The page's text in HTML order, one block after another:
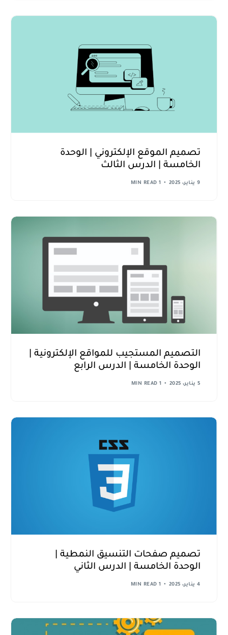
تصميم الموقع الإلكتروني | الوحدة
الخامسة | الدرس الثالث
9 يناير، 2025 1 MIN READ
التصميم المستجيب للمواقع الإلكترونية |
الوحدة الخامسة | الدرس الرابع
5 يناير، 2025 1 MIN READ
تصميم صفحات التنسيق النمطية |
الوحدة الخامسة | الدرس الثاني
4 يناير، 2025 1 MIN READ